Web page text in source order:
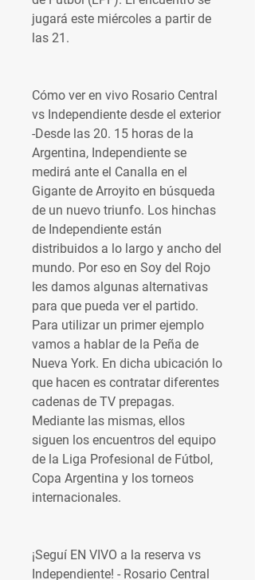
jugará este miércoles a partir de
las 21.
Cómo ver en vivo Rosario Central
vs Independiente desde el exterior
-Desde las 20. 15 horas de la
Argentina, Independiente se
medirá ante el Canalla en el
Gigante de Arroyito en búsqueda
de un nuevo triunfo. Los hinchas
de Independiente están
distribuidos a lo largo y ancho del
mundo. Por eso en Soy del Rojo
les damos algunas alternativas
para que pueda ver el partido.
Para utilizar un primer ejemplo
vamos a hablar de la Peña de
Nueva York. En dicha ubicación lo
que hacen es contratar diferentes
cadenas de TV prepagas.
Mediante las mismas, ellos
siguen los encuentros del equipo
de la Liga Profesional de Fútbol,
Copa Argentina y los torneos
internacionales.
¡Seguí EN VIVO a la reserva vs
Independiente! - Rosario Central